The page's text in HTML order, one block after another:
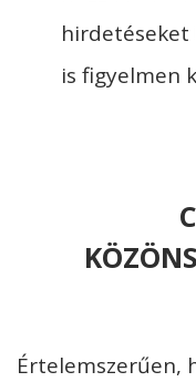
hirdetéseket
is figyelmen
Értelemszerűen,